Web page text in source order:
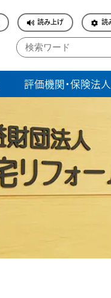
読み上げ 読
評価機関・保険法